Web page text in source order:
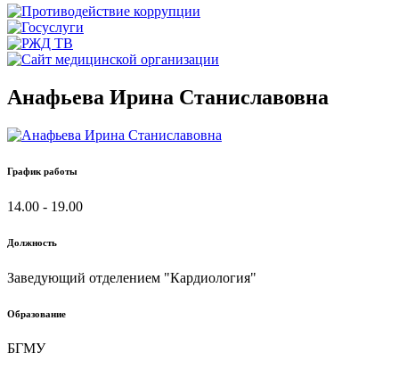
Анафьева Ирина Станиславовна
График работы
14.00 - 19.00
Должность
Заведующий отделением "Кардиология"
Образование
БГМУ